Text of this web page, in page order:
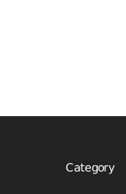
Category